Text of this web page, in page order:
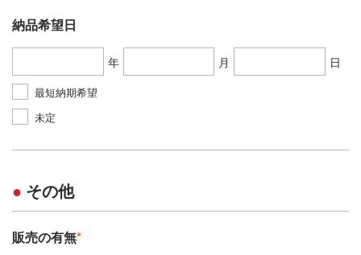
納品希望日
年 月 日
最短納期希望
未定
その他
販売の有無*